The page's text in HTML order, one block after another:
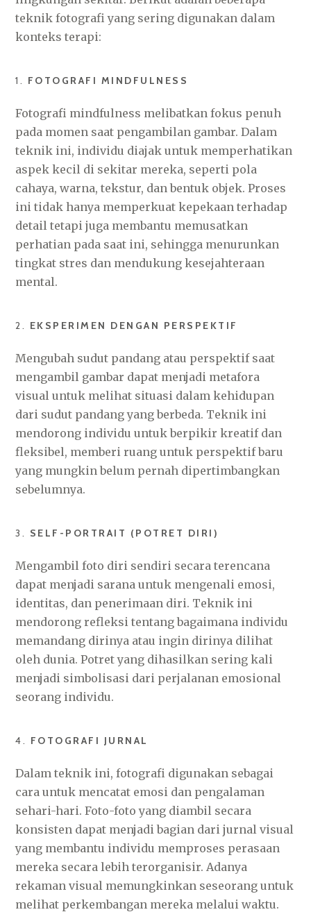
teknik fotografi yang sering digunakan dalam
konteks terapi:
1. FOTOGRAFI MINDFULNESS
Fotografi mindfulness melibatkan fokus penuh
pada momen saat pengambilan gambar. Dalam
teknik ini, individu diajak untuk memperhatikan
aspek kecil di sekitar mereka, seperti pola
cahaya, warna, tekstur, dan bentuk objek. Proses
ini tidak hanya memperkuat kepekaan terhadap
detail tetapi juga membantu memusatkan
perhatian pada saat ini, sehingga menurunkan
tingkat stres dan mendukung kesejahteraan
mental.
2. EKSPERIMEN DENGAN PERSPEKTIF
Mengubah sudut pandang atau perspektif saat
mengambil gambar dapat menjadi metafora
visual untuk melihat situasi dalam kehidupan
dari sudut pandang yang berbeda. Teknik ini
mendorong individu untuk berpikir kreatif dan
fleksibel, memberi ruang untuk perspektif baru
yang mungkin belum pernah dipertimbangkan
sebelumnya.
3. SELF-PORTRAIT (POTRET DIRI)
Mengambil foto diri sendiri secara terencana
dapat menjadi sarana untuk mengenali emosi,
identitas, dan penerimaan diri. Teknik ini
mendorong refleksi tentang bagaimana individu
memandang dirinya atau ingin dirinya dilihat
oleh dunia. Potret yang dihasilkan sering kali
menjadi simbolisasi dari perjalanan emosional
seorang individu.
4. FOTOGRAFI JURNAL
Dalam teknik ini, fotografi digunakan sebagai
cara untuk mencatat emosi dan pengalaman
sehari-hari. Foto-foto yang diambil secara
konsisten dapat menjadi bagian dari jurnal visual
yang membantu individu memproses perasaan
mereka secara lebih terorganisir. Adanya
rekaman visual memungkinkan seseorang untuk
melihat perkembangan mereka melalui waktu.